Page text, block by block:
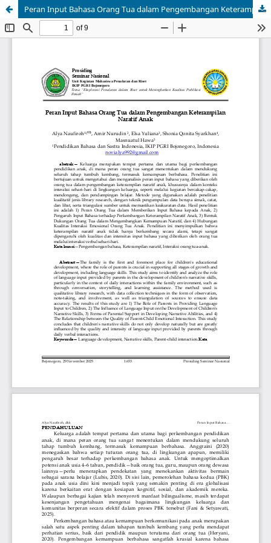
Peran Input Bahasa Orang Tua dalam Pengembangan Keterampilan Naratif Anak